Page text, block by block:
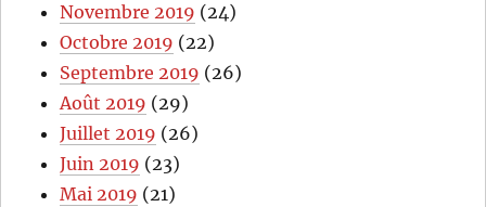
Novembre 2019 (24)
Octobre 2019 (22)
Septembre 2019 (26)
Août 2019 (29)
Juillet 2019 (26)
Juin 2019 (23)
Mai 2019 (21)